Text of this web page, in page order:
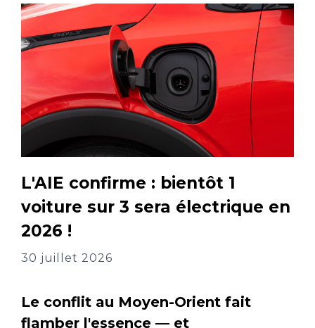
L'AIE confirme : bientôt 1
voiture sur 3 sera électrique en
2026 !
30 juillet 2026
Le conflit au Moyen-Orient fait
flamber l'essence — et